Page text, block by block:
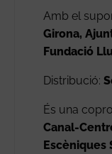
Amb el
Girona,
Fundació
Distribució:
És una
Canal-